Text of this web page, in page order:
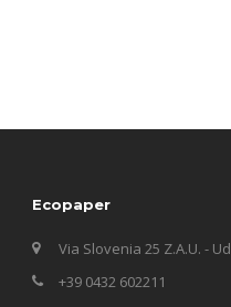
Ecopaper
Via Slovenia 25 Z.A.U. -
+39 0432 602211